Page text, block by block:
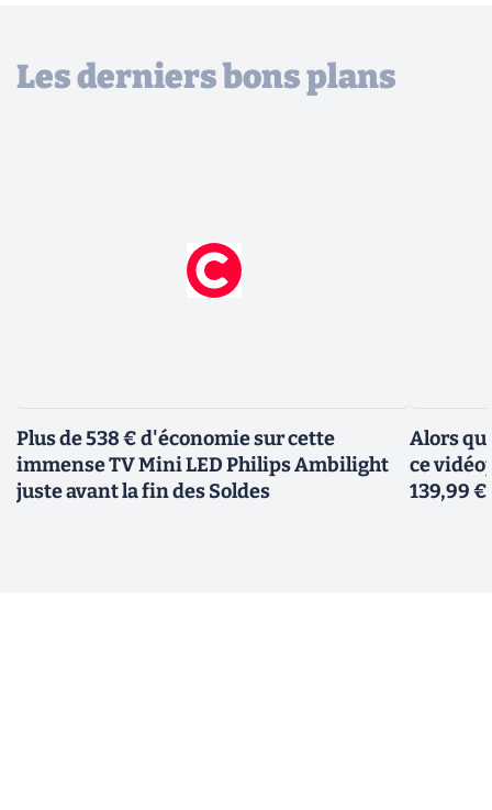
Les derniers bons plans
Plus de 538 € d'économie sur cette
immense TV Mini LED Philips Ambilight
juste avant la fin des Soldes
Alors
ce
139,99 €